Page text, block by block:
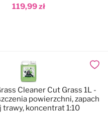
119,99 zł
Cleaner Cut Grass 1L -
powierzchni, zapach
trawy, koncentrat 1:10